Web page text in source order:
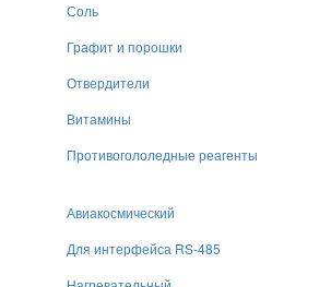
Соль
Графит и порошки
Отвердители
Витамины
Противогололедные реагенты
Авиакосмический
Для интерфейса RS-485